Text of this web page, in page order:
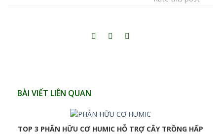
BÀI VIẾT LIÊN QUAN
TOP 3 PHÂN HỮU CƠ HUMIC HỖ TRỢ CÂY TRỒNG HẤP